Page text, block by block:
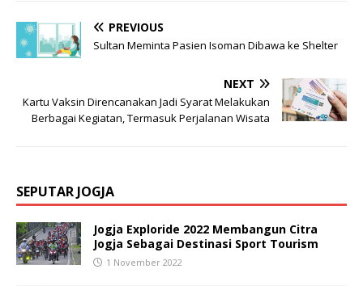
PREVIOUS
Sultan Meminta Pasien Isoman Dibawa ke Shelter
NEXT
Kartu Vaksin Direncanakan Jadi Syarat Melakukan
Berbagai Kegiatan, Termasuk Perjalanan Wisata
SEPUTAR JOGJA
Jogja Exploride 2022 Membangun Citra
Jogja Sebagai Destinasi Sport Tourism
1 November 2022